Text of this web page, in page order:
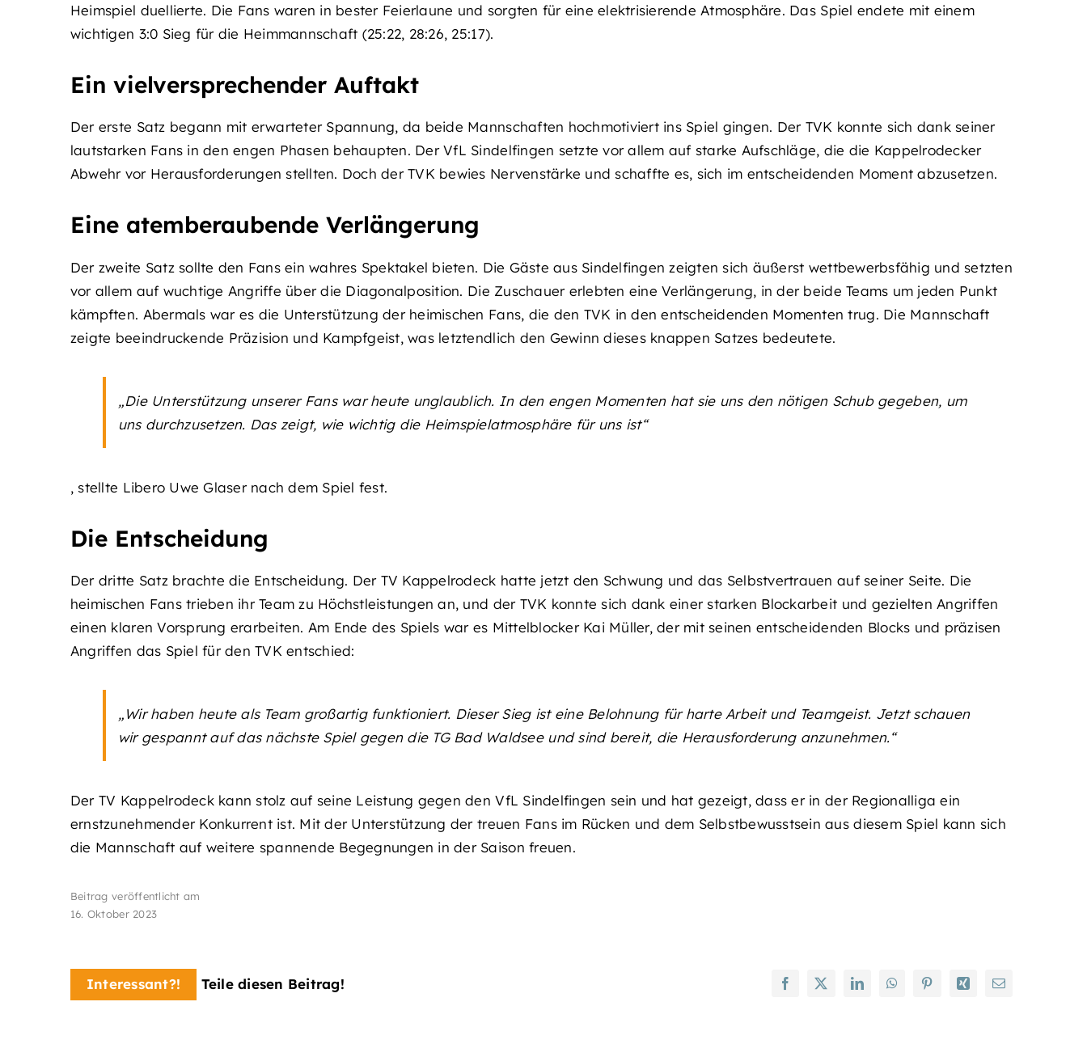
Heimspiel duellierte. Die Fans waren in bester Feierlaune und sorgten für eine elektrisierende Atmosphäre. Das Spiel endete mit einem
wichtigen 3:0 Sieg für die Heimmannschaft (25:22, 28:26, 25:17).
Ein vielversprechender Auftakt
Der erste Satz begann mit erwarteter Spannung, da beide Mannschaften hochmotiviert ins Spiel gingen. Der TVK konnte sich dank seiner
lautstarken Fans in den engen Phasen behaupten. Der VfL Sindelfingen setzte vor allem auf starke Aufschläge, die die Kappelrodecker
Abwehr vor Herausforderungen stellten. Doch der TVK bewies Nervenstärke und schaffte es, sich im entscheidenden Moment abzusetzen.
Eine atemberaubende Verlängerung
Der zweite Satz sollte den Fans ein wahres Spektakel bieten. Die Gäste aus Sindelfingen zeigten sich äußerst wettbewerbsfähig und setzten
vor allem auf wuchtige Angriffe über die Diagonalposition. Die Zuschauer erlebten eine Verlängerung, in der beide Teams um jeden Punkt
kämpften. Abermals war es die Unterstützung der heimischen Fans, die den TVK in den entscheidenden Momenten trug. Die Mannschaft
zeigte beeindruckende Präzision und Kampfgeist, was letztendlich den Gewinn dieses knappen Satzes bedeutete.
„Die Unterstützung unserer Fans war heute unglaublich. In den engen Momenten hat sie uns den nötigen Schub gegeben, um
uns durchzusetzen. Das zeigt, wie wichtig die Heimspielatmosphäre für uns ist“
, stellte Libero Uwe Glaser nach dem Spiel fest.
Die Entscheidung
Der dritte Satz brachte die Entscheidung. Der TV Kappelrodeck hatte jetzt den Schwung und das Selbstvertrauen auf seiner Seite. Die
heimischen Fans trieben ihr Team zu Höchstleistungen an, und der TVK konnte sich dank einer starken Blockarbeit und gezielten Angriffen
einen klaren Vorsprung erarbeiten. Am Ende des Spiels war es Mittelblocker Kai Müller, der mit seinen entscheidenden Blocks und präzisen
Angriffen das Spiel für den TVK entschied:
„Wir haben heute als Team großartig funktioniert. Dieser Sieg ist eine Belohnung für harte Arbeit und Teamgeist. Jetzt schauen
wir gespannt auf das nächste Spiel gegen die TG Bad Waldsee und sind bereit, die Herausforderung anzunehmen.“
Der TV Kappelrodeck kann stolz auf seine Leistung gegen den VfL Sindelfingen sein und hat gezeigt, dass er in der Regionalliga ein
ernstzunehmender Konkurrent ist. Mit der Unterstützung der treuen Fans im Rücken und dem Selbstbewusstsein aus diesem Spiel kann sich
die Mannschaft auf weitere spannende Begegnungen in der Saison freuen.
Beitrag veröffentlicht am
16. Oktober 2023
Interessant?! Teile diesen Beitrag!